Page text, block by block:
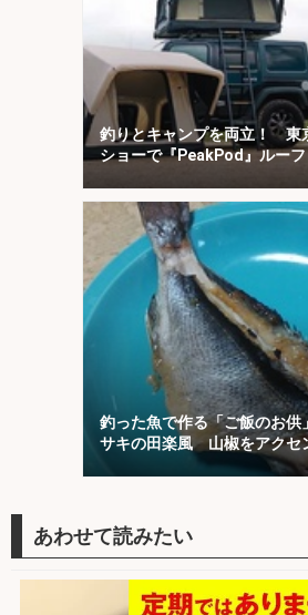
釣りとキャンプを両立！ 東
ショーで『PeakPod』ルー
釣った魚で作る「ご飯のお供
サキの田楽風 山椒をアクセ